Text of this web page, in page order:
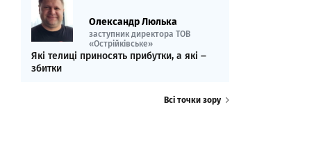
Олександр Люлька
заступник директора ТОВ
«Острійківське»
Які телиці приносять прибутки, а які ‒
збитки
Всі точки зору